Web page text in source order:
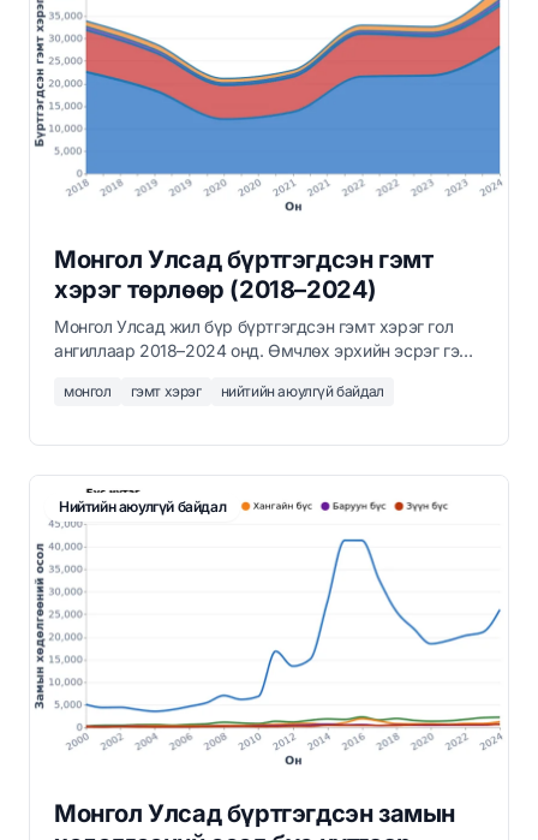
Монгол Улсад бүртгэгдсэн гэмт
хэрэг төрлөөр (2018–2024)
Монгол Улсад жил бүр бүртгэгдсэн гэмт хэрэг гол
ангиллаар 2018–2024 онд. Өмчлөх эрхийн эсрэг гэмт
монгол гэмт хэрэг нийтийн аюулгүй байдал
Нийтийн аюулгүй байдал
Монгол Улсад бүртгэгдсэн замын